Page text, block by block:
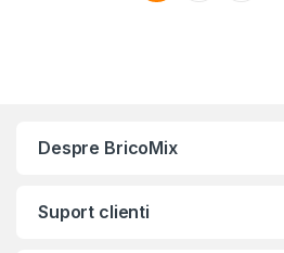
Despre BricoMix
Suport clienti